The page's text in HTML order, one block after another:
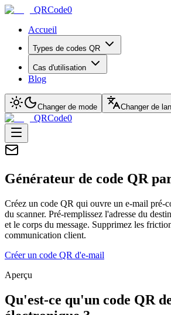
QRCode0
Accueil
Types de codes QR
Cas d'utilisation
Blog
Changer de mode Changer de
QRCode0
Générateur de code QR
Créez un code QR qui ouvre un e-mail pré-
du scanner. Pré-remplissez l'adresse du
et le corps du message. Supprimez les
communication client.
Créer un code QR d'e-mail
Aperçu
Qu'est-ce qu'un code QR